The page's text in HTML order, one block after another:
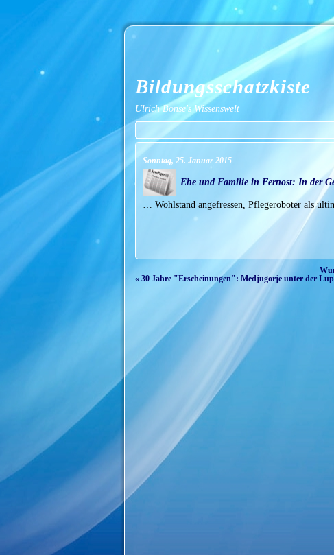
Bildungsschatzkiste
Ulrich Bonse's Wissenswelt
Sonntag, 25. Januar 2015
Ehe und Familie in Fernost: In der
… Wohlstand angefressen, Pflegeroboter als
« 30 Jahre "Erscheinungen": Medjugorje unter der